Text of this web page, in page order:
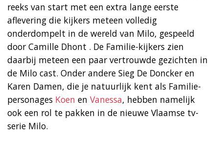
reeks van start met een extra lange eerste
aflevering die kijkers meteen volledig
onderdompelt in de wereld van Milo, gespeeld
door Camille Dhont . De Familie-kijkers zien
daarbij meteen een paar vertrouwde gezichten in
de Milo cast. Onder andere Sieg De Doncker en
Karen Damen, die je natuurlijk kent als Familie-
personages Koen en Vanessa, hebben namelijk
ook een rol te pakken in de nieuwe Vlaamse tv-
serie Milo.